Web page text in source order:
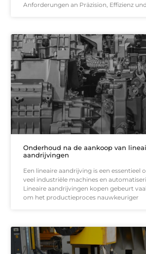
Anforderungen an Präzision, Effizienz und
Onderhoud na de aankoop van
aandrijvingen
Een lineaire aandrijving is een essentieel
veel industriële machines en
Lineaire aandrijvingen kopen gebeurt
om het productieproces nauwkeuriger